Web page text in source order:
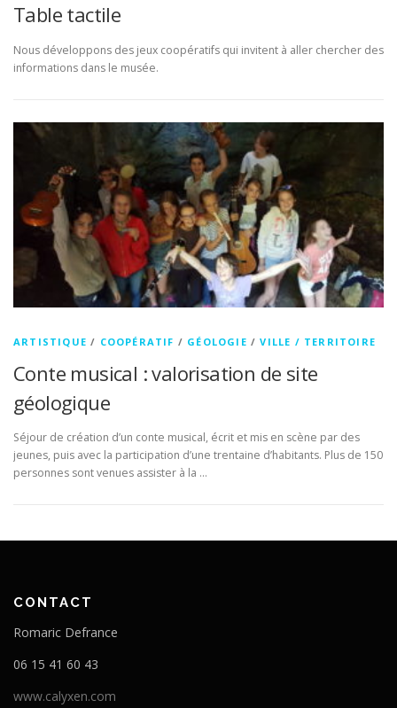
Table tactile
Nous développons des jeux coopératifs qui invitent à aller chercher des
informations dans le musée.
ARTISTIQUE / COOPÉRATIF / GÉOLOGIE /VILLE / TERRITOIRE
Conte musical : valorisation de site
géologique
Séjour de création d’un conte musical, écrit et mis en scène par des
jeunes, puis avec la participation d’une trentaine d’habitants. Plus de 150
personnes sont venues assister à la …
CONTACT
Romaric Defrance
06 15 41 60 43
www.calyxen.com